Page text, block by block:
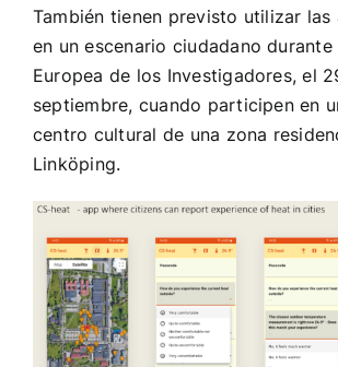
También tienen previsto utilizar las
en un escenario ciudadano durante
Europea de los Investigadores, el
septiembre, cuando participen en
centro cultural de una zona
Linköping.